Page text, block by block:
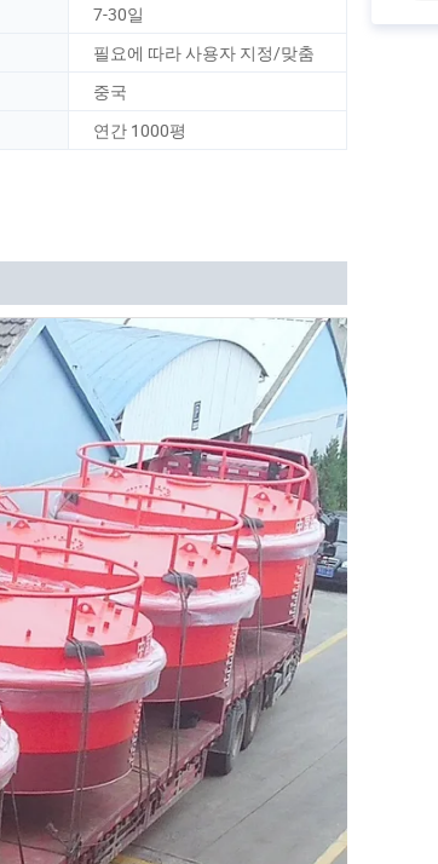
7-30일
필요에 따라 사용자 지정/맞춤
중국
연간 1000평